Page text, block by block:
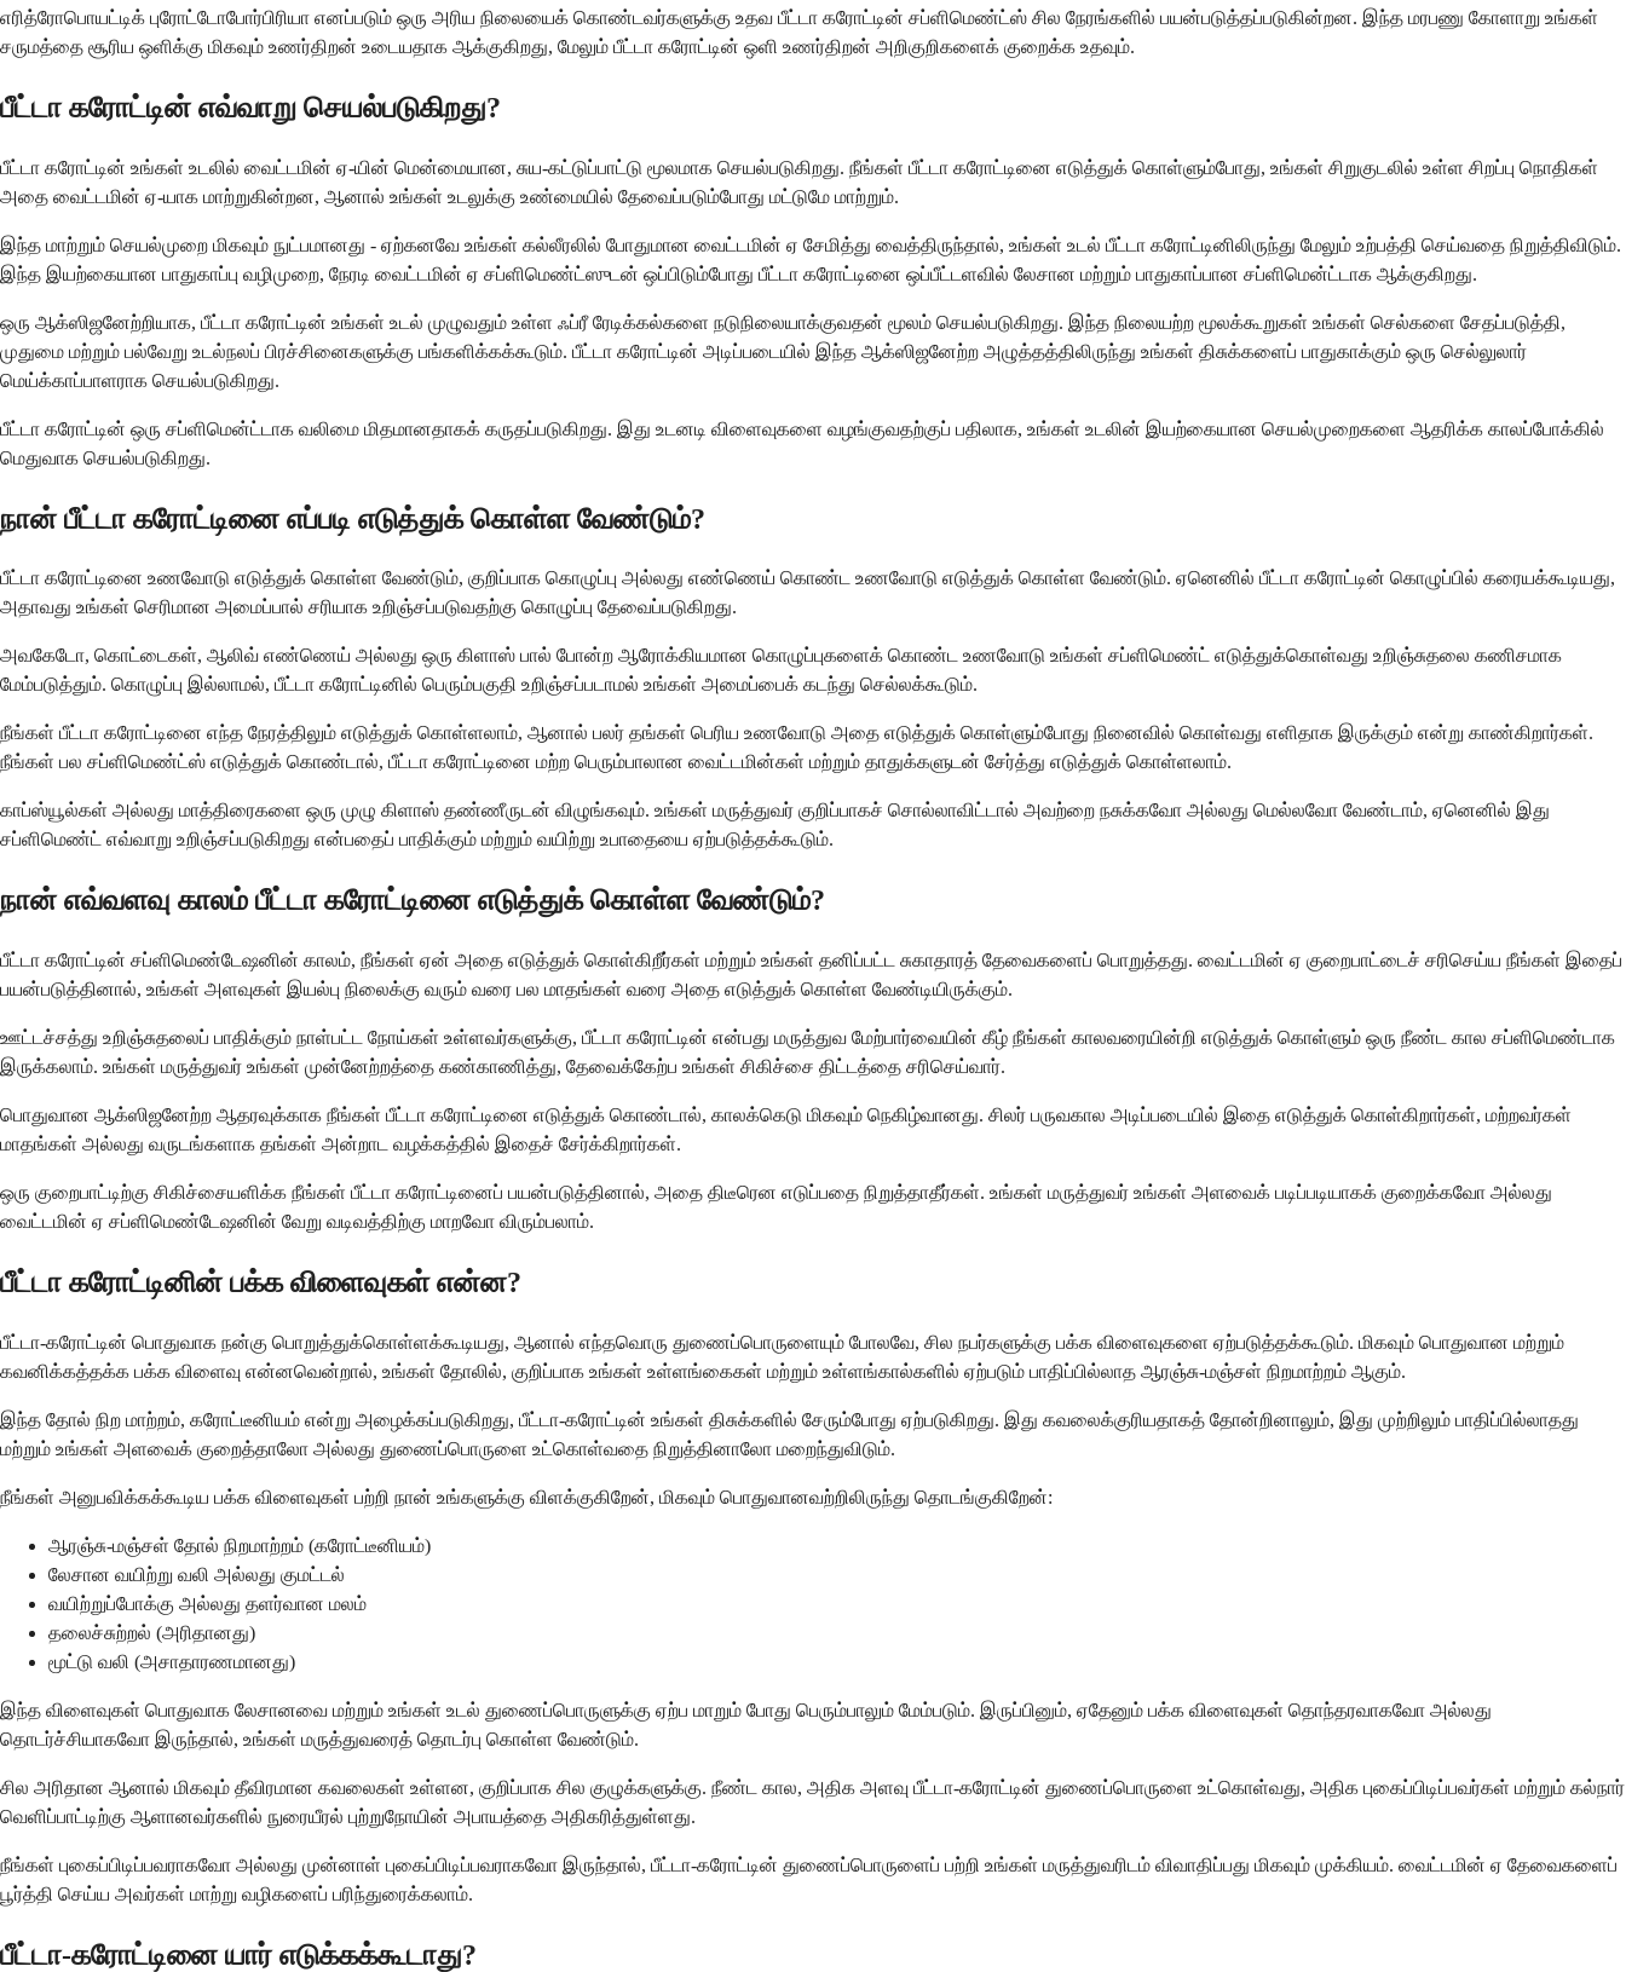
எரித்ரோபொயட்டிக் புரோட்டோபோர்பிரியா எனப்படும் ஒரு அரிய நிலையைக் கொண்டவர்களுக்கு உதவ பீட்டா கரோட்டின் சப்ளிமெண்ட்ஸ் சில நேரங்களில் பயன்படுத்தப்படுகின்றன. இந்த மரபணு கோளாறு உங்கள்
சருமத்தை சூரிய ஒளிக்கு மிகவும் உணர்திறன் உடையதாக ஆக்குகிறது, மேலும் பீட்டா கரோட்டின் ஒளி உணர்திறன் அறிகுறிகளைக் குறைக்க உதவும்.
பீட்டா கரோட்டின் எவ்வாறு செயல்படுகிறது?
பீட்டா கரோட்டின் உங்கள் உடலில் வைட்டமின் ஏ-யின் மென்மையான, சுய-கட்டுப்பாட்டு மூலமாக செயல்படுகிறது. நீங்கள் பீட்டா கரோட்டினை எடுத்துக் கொள்ளும்போது, உங்கள் சிறுகுடலில் உள்ள சிறப்பு நொதிகள்
அதை வைட்டமின் ஏ-யாக மாற்றுகின்றன, ஆனால் உங்கள் உடலுக்கு உண்மையில் தேவைப்படும்போது மட்டுமே மாற்றும்.
இந்த மாற்றும் செயல்முறை மிகவும் நுட்பமானது - ஏற்கனவே உங்கள் கல்லீரலில் போதுமான வைட்டமின் ஏ சேமித்து வைத்திருந்தால், உங்கள் உடல் பீட்டா கரோட்டினிலிருந்து மேலும் உற்பத்தி செய்வதை நிறுத்திவிடும்.
இந்த இயற்கையான பாதுகாப்பு வழிமுறை, நேரடி வைட்டமின் ஏ சப்ளிமெண்ட்ஸுடன் ஒப்பிடும்போது பீட்டா கரோட்டினை ஒப்பீட்டளவில் லேசான மற்றும் பாதுகாப்பான சப்ளிமென்ட்டாக ஆக்குகிறது.
ஒரு ஆக்ஸிஜனேற்றியாக, பீட்டா கரோட்டின் உங்கள் உடல் முழுவதும் உள்ள ஃப்ரீ ரேடிக்கல்களை நடுநிலையாக்குவதன் மூலம் செயல்படுகிறது. இந்த நிலையற்ற மூலக்கூறுகள் உங்கள் செல்களை சேதப்படுத்தி,
முதுமை மற்றும் பல்வேறு உடல்நலப் பிரச்சினைகளுக்கு பங்களிக்கக்கூடும். பீட்டா கரோட்டின் அடிப்படையில் இந்த ஆக்ஸிஜனேற்ற அழுத்தத்திலிருந்து உங்கள் திசுக்களைப் பாதுகாக்கும் ஒரு செல்லுலார்
மெய்க்காப்பாளராக செயல்படுகிறது.
பீட்டா கரோட்டின் ஒரு சப்ளிமென்ட்டாக வலிமை மிதமானதாகக் கருதப்படுகிறது. இது உடனடி விளைவுகளை வழங்குவதற்குப் பதிலாக, உங்கள் உடலின் இயற்கையான செயல்முறைகளை ஆதரிக்க காலப்போக்கில்
மெதுவாக செயல்படுகிறது.
நான் பீட்டா கரோட்டினை எப்படி எடுத்துக் கொள்ள வேண்டும்?
பீட்டா கரோட்டினை உணவோடு எடுத்துக் கொள்ள வேண்டும், குறிப்பாக கொழுப்பு அல்லது எண்ணெய் கொண்ட உணவோடு எடுத்துக் கொள்ள வேண்டும். ஏனெனில் பீட்டா கரோட்டின் கொழுப்பில் கரையக்கூடியது,
அதாவது உங்கள் செரிமான அமைப்பால் சரியாக உறிஞ்சப்படுவதற்கு கொழுப்பு தேவைப்படுகிறது.
அவகேடோ, கொட்டைகள், ஆலிவ் எண்ணெய் அல்லது ஒரு கிளாஸ் பால் போன்ற ஆரோக்கியமான கொழுப்புகளைக் கொண்ட உணவோடு உங்கள் சப்ளிமெண்ட் எடுத்துக்கொள்வது உறிஞ்சுதலை கணிசமாக
மேம்படுத்தும். கொழுப்பு இல்லாமல், பீட்டா கரோட்டினில் பெரும்பகுதி உறிஞ்சப்படாமல் உங்கள் அமைப்பைக் கடந்து செல்லக்கூடும்.
நீங்கள் பீட்டா கரோட்டினை எந்த நேரத்திலும் எடுத்துக் கொள்ளலாம், ஆனால் பலர் தங்கள் பெரிய உணவோடு அதை எடுத்துக் கொள்ளும்போது நினைவில் கொள்வது எளிதாக இருக்கும் என்று காண்கிறார்கள்.
நீங்கள் பல சப்ளிமெண்ட்ஸ் எடுத்துக் கொண்டால், பீட்டா கரோட்டினை மற்ற பெரும்பாலான வைட்டமின்கள் மற்றும் தாதுக்களுடன் சேர்த்து எடுத்துக் கொள்ளலாம்.
காப்ஸ்யூல்கள் அல்லது மாத்திரைகளை ஒரு முழு கிளாஸ் தண்ணீருடன் விழுங்கவும். உங்கள் மருத்துவர் குறிப்பாகச் சொல்லாவிட்டால் அவற்றை நசுக்கவோ அல்லது மெல்லவோ வேண்டாம், ஏனெனில் இது
சப்ளிமெண்ட் எவ்வாறு உறிஞ்சப்படுகிறது என்பதைப் பாதிக்கும் மற்றும் வயிற்று உபாதையை ஏற்படுத்தக்கூடும்.
நான் எவ்வளவு காலம் பீட்டா கரோட்டினை எடுத்துக் கொள்ள வேண்டும்?
பீட்டா கரோட்டின் சப்ளிமெண்டேஷனின் காலம், நீங்கள் ஏன் அதை எடுத்துக் கொள்கிறீர்கள் மற்றும் உங்கள் தனிப்பட்ட சுகாதாரத் தேவைகளைப் பொறுத்தது. வைட்டமின் ஏ குறைபாட்டைச் சரிசெய்ய நீங்கள் இதைப்
பயன்படுத்தினால், உங்கள் அளவுகள் இயல்பு நிலைக்கு வரும் வரை பல மாதங்கள் வரை அதை எடுத்துக் கொள்ள வேண்டியிருக்கும்.
ஊட்டச்சத்து உறிஞ்சுதலைப் பாதிக்கும் நாள்பட்ட நோய்கள் உள்ளவர்களுக்கு, பீட்டா கரோட்டின் என்பது மருத்துவ மேற்பார்வையின் கீழ் நீங்கள் காலவரையின்றி எடுத்துக் கொள்ளும் ஒரு நீண்ட கால சப்ளிமெண்டாக
இருக்கலாம். உங்கள் மருத்துவர் உங்கள் முன்னேற்றத்தை கண்காணித்து, தேவைக்கேற்ப உங்கள் சிகிச்சை திட்டத்தை சரிசெய்வார்.
பொதுவான ஆக்ஸிஜனேற்ற ஆதரவுக்காக நீங்கள் பீட்டா கரோட்டினை எடுத்துக் கொண்டால், காலக்கெடு மிகவும் நெகிழ்வானது. சிலர் பருவகால அடிப்படையில் இதை எடுத்துக் கொள்கிறார்கள், மற்றவர்கள்
மாதங்கள் அல்லது வருடங்களாக தங்கள் அன்றாட வழக்கத்தில் இதைச் சேர்க்கிறார்கள்.
ஒரு குறைபாட்டிற்கு சிகிச்சையளிக்க நீங்கள் பீட்டா கரோட்டினைப் பயன்படுத்தினால், அதை திடீரென எடுப்பதை நிறுத்தாதீர்கள். உங்கள் மருத்துவர் உங்கள் அளவைக் படிப்படியாகக் குறைக்கவோ அல்லது
வைட்டமின் ஏ சப்ளிமெண்டேஷனின் வேறு வடிவத்திற்கு மாறவோ விரும்பலாம்.
பீட்டா கரோட்டினின் பக்க விளைவுகள் என்ன?
பீட்டா-கரோட்டின் பொதுவாக நன்கு பொறுத்துக்கொள்ளக்கூடியது, ஆனால் எந்தவொரு துணைப்பொருளையும் போலவே, சில நபர்களுக்கு பக்க விளைவுகளை ஏற்படுத்தக்கூடும். மிகவும் பொதுவான மற்றும்
கவனிக்கத்தக்க பக்க விளைவு என்னவென்றால், உங்கள் தோலில், குறிப்பாக உங்கள் உள்ளங்கைகள் மற்றும் உள்ளங்கால்களில் ஏற்படும் பாதிப்பில்லாத ஆரஞ்சு-மஞ்சள் நிறமாற்றம் ஆகும்.
இந்த தோல் நிற மாற்றம், கரோட்டீனியம் என்று அழைக்கப்படுகிறது, பீட்டா-கரோட்டின் உங்கள் திசுக்களில் சேரும்போது ஏற்படுகிறது. இது கவலைக்குரியதாகத் தோன்றினாலும், இது முற்றிலும் பாதிப்பில்லாதது
மற்றும் உங்கள் அளவைக் குறைத்தாலோ அல்லது துணைப்பொருளை உட்கொள்வதை நிறுத்தினாலோ மறைந்துவிடும்.
நீங்கள் அனுபவிக்கக்கூடிய பக்க விளைவுகள் பற்றி நான் உங்களுக்கு விளக்குகிறேன், மிகவும் பொதுவானவற்றிலிருந்து தொடங்குகிறேன்:
ஆரஞ்சு-மஞ்சள் தோல் நிறமாற்றம் (கரோட்டீனியம்)
லேசான வயிற்று வலி அல்லது குமட்டல்
வயிற்றுப்போக்கு அல்லது தளர்வான மலம்
தலைச்சுற்றல் (அரிதானது)
மூட்டு வலி (அசாதாரணமானது)
இந்த விளைவுகள் பொதுவாக லேசானவை மற்றும் உங்கள் உடல் துணைப்பொருளுக்கு ஏற்ப மாறும் போது பெரும்பாலும் மேம்படும். இருப்பினும், ஏதேனும் பக்க விளைவுகள் தொந்தரவாகவோ அல்லது
தொடர்ச்சியாகவோ இருந்தால், உங்கள் மருத்துவரைத் தொடர்பு கொள்ள வேண்டும்.
சில அரிதான ஆனால் மிகவும் தீவிரமான கவலைகள் உள்ளன, குறிப்பாக சில குழுக்களுக்கு. நீண்ட கால, அதிக அளவு பீட்டா-கரோட்டின் துணைப்பொருளை உட்கொள்வது, அதிக புகைப்பிடிப்பவர்கள் மற்றும் கல்நார்
வெளிப்பாட்டிற்கு ஆளானவர்களில் நுரையீரல் புற்றுநோயின் அபாயத்தை அதிகரித்துள்ளது.
நீங்கள் புகைப்பிடிப்பவராகவோ அல்லது முன்னாள் புகைப்பிடிப்பவராகவோ இருந்தால், பீட்டா-கரோட்டின் துணைப்பொருளைப் பற்றி உங்கள் மருத்துவரிடம் விவாதிப்பது மிகவும் முக்கியம். வைட்டமின் ஏ தேவைகளைப்
பூர்த்தி செய்ய அவர்கள் மாற்று வழிகளைப் பரிந்துரைக்கலாம்.
பீட்டா-கரோட்டினை யார் எடுக்கக்கூடாது?